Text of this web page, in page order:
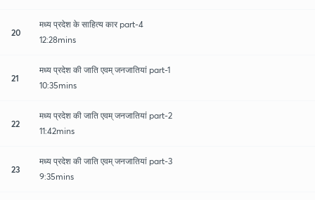
20
मध्य प्रदेश के साहित्य कार part-4
12:28mins
21
मध्य प्रदेश की जाति एवम् जनजातियां part-1
10:35mins
22
मध्य प्रदेश की जाति एवम् जनजातियां part-2
11:42mins
23
मध्य प्रदेश की जाति एवम् जनजातियां part-3
9:35mins